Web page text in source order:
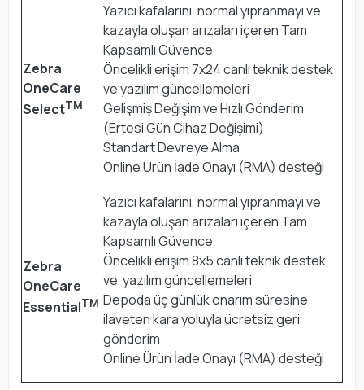
Zebra
OneCare
SelectTM
Yazıcı kafalarını, normal yıpranmayı ve
kazayla oluşan arızaları içeren Tam
Kapsamlı Güvence
Öncelikli erişim 7x24 canlı teknik destek
ve yazılım güncellemeleri
Gelişmiş Değişim ve Hızlı Gönderim
(Ertesi Gün Cihaz Değişimi)
Standart Devreye Alma
Online Ürün İade Onayı (RMA) desteği
Zebra
OneCare
EssentialTM
Yazıcı kafalarını, normal yıpranmayı ve
kazayla oluşan arızaları içeren Tam
Kapsamlı Güvence
Öncelikli erişim 8x5 canlı teknik destek
ve yazılım güncellemeleri
Depoda üç günlük onarım süresine
ilaveten kara yoluyla ücretsiz geri
gönderim
Online Ürün İade Onayı (RMA) desteği